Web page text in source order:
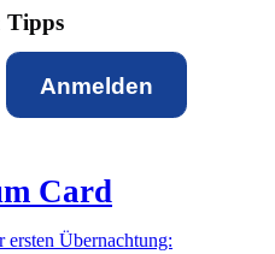
Tipps
Anmelden
Card
ersten Übernachtung: